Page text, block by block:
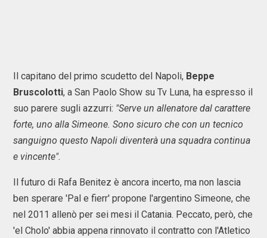
Il capitano del primo scudetto del Napoli, Beppe
Bruscolotti, a San Paolo Show su Tv Luna, ha espresso il
suo parere sugli azzurri: "Serve un allenatore dal carattere
forte, uno alla Simeone. Sono sicuro che con un tecnico
sanguigno questo Napoli diventerà una squadra continua
e vincente".
Il futuro di Rafa Benitez è ancora incerto, ma non lascia
ben sperare 'Pal e fierr' propone l'argentino Simeone, che
nel 2011 allenò per sei mesi il Catania. Peccato, però, che
'el Cholo' abbia appena rinnovato il contratto con l'Atletico